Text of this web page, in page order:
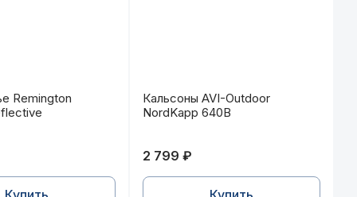
Remington Thermal Reflective
Remington
Кальсоны AVI-Outdoor
Кальсоны AVI-Outdoor
NordKapp 640В
2 799 ₽